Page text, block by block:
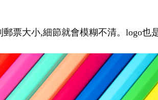
票大小,細節就會模糊不清。logo